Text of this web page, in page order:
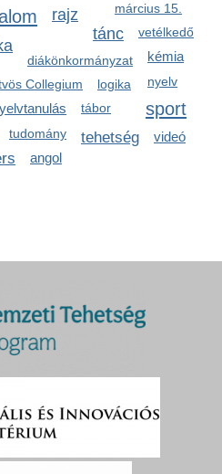
március 15.
rajz
tánc vetélkedő
diákönkormányzat kémia
Collegium nyelv
logika
sport
tábor
tudomány
tehetség
videó
angol